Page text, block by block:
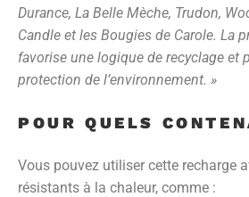
Durance, La Belle Mèche, Trudon,
Candle et les Bougies de Carole. La
favorise une logique de recyclage et
protection de l’environnement. »
POUR QUELS
Vous pouvez utiliser cette recharge
résistants à la chaleur, comme :